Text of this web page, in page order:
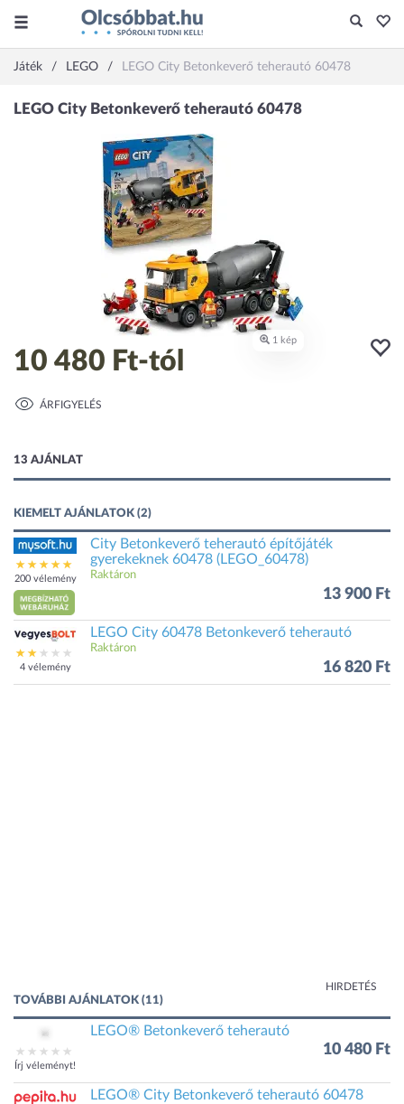
Játék LEGO LEGO City Betonkeverő teherautó 60478
10 480 Ft-tól
ÁRFIGYELÉS
13 AJÁNLAT
KIEMELT AJÁNLATOK (2)
200 vélemény
City Betonkeverő teherautó építőjáték
gyerekeknek 60478 (LEGO_60478)
Raktáron
13 900 Ft
4 vélemény
LEGO City 60478 Betonkeverő teherautó
Raktáron
16 820 Ft
HIRDETÉS
TOVÁBBI AJÁNLATOK (11)
Írj véleményt!
LEGO® Betonkeverő teherautó
10 480 Ft
LEGO® City Betonkeverő teherautó 60478